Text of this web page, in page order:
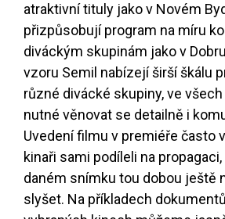
atraktivní tituly jako v Novém
přizpůsobují program na míru
diváckým skupinám jako v
vzoru Semil nabízejí širší škálu
různé divácké skupiny, ve
nutné věnovat se detailně i
Uvedení filmu v premiéře často
kinaři sami podíleli na
daném snímku tou dobou ještě
slyšet. Na příkladech